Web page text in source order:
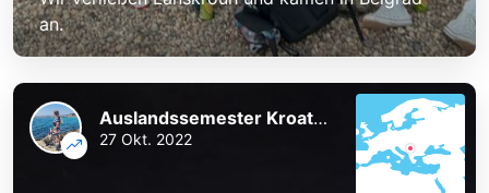
an.
Auslandssemester Kroatien
27 Okt. 2022